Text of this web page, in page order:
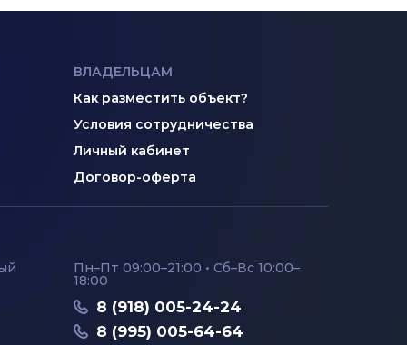
ВЛАДЕЛЬЦАМ
Как разместить объект?
Условия сотрудничества
Личный кабинет
Договор-оферта
Пн–Пт 09:00–21:00 • Сб–Вс 10:00–
18:00
8 (918) 005-24-24
8 (995) 005-64-64